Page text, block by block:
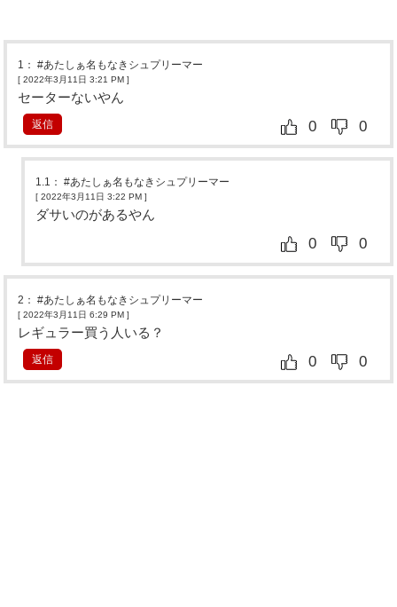
1 ：#あたしぁ名もなきシュプリーマー
[ 2022年3月11日 3:21 PM ]
セーターないやん
0 0
返信
1.1 ：#あたしぁ名もなきシュプリーマー
[ 2022年3月11日 3:22 PM ]
ダサいのがあるやん
0 0
2 ：#あたしぁ名もなきシュプリーマー
[ 2022年3月11日 6:29 PM ]
レギュラー買う人いる？
0 0
返信